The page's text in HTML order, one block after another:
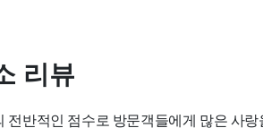
리뷰
전반적인 점수로 방문객들에게 많은 사